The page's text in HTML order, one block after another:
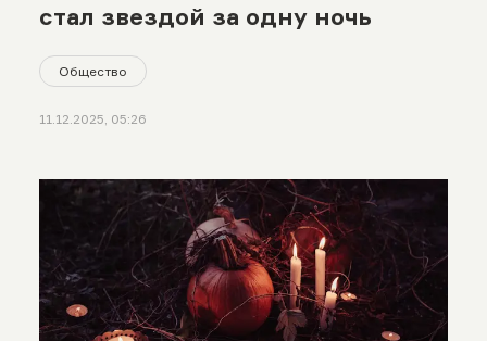
стал звездой за одну ночь
Общество
11.12.2025, 05:26